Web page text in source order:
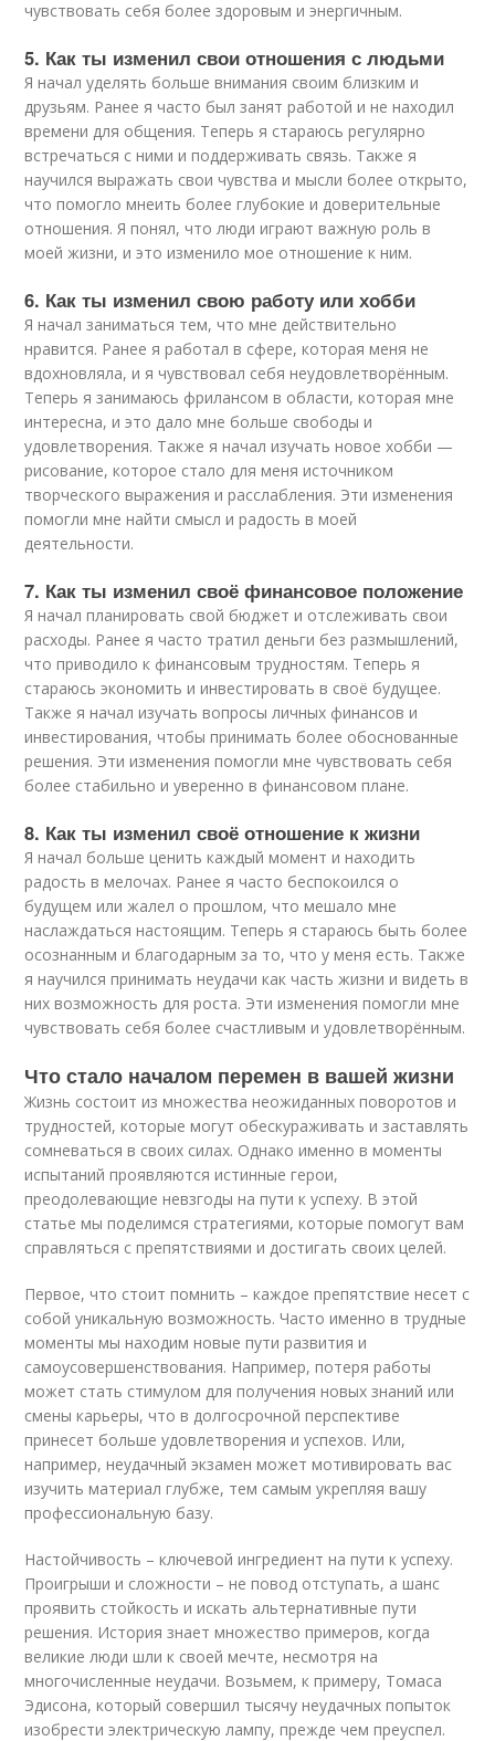
чувствовать себя более здоровым и энергичным.
5. Как ты изменил свои отношения с людьми
Я начал уделять больше внимания своим близким и
друзьям. Ранее я часто был занят работой и не находил
времени для общения. Теперь я стараюсь регулярно
встречаться с ними и поддерживать связь. Также я
научился выражать свои чувства и мысли более открыто,
что помогло мнеить более глубокие и доверительные
отношения. Я понял, что люди играют важную роль в
моей жизни, и это изменило мое отношение к ним.
6. Как ты изменил свою работу или хобби
Я начал заниматься тем, что мне действительно
нравится. Ранее я работал в сфере, которая меня не
вдохновляла, и я чувствовал себя неудовлетворённым.
Теперь я занимаюсь фрилансом в области, которая мне
интересна, и это дало мне больше свободы и
удовлетворения. Также я начал изучать новое хобби —
рисование, которое стало для меня источником
творческого выражения и расслабления. Эти изменения
помогли мне найти смысл и радость в моей
деятельности.
7. Как ты изменил своё финансовое положение
Я начал планировать свой бюджет и отслеживать свои
расходы. Ранее я часто тратил деньги без размышлений,
что приводило к финансовым трудностям. Теперь я
стараюсь экономить и инвестировать в своё будущее.
Также я начал изучать вопросы личных финансов и
инвестирования, чтобы принимать более обоснованные
решения. Эти изменения помогли мне чувствовать себя
более стабильно и уверенно в финансовом плане.
8. Как ты изменил своё отношение к жизни
Я начал больше ценить каждый момент и находить
радость в мелочах. Ранее я часто беспокоился о
будущем или жалел о прошлом, что мешало мне
наслаждаться настоящим. Теперь я стараюсь быть более
осознанным и благодарным за то, что у меня есть. Также
я научился принимать неудачи как часть жизни и видеть в
них возможность для роста. Эти изменения помогли мне
чувствовать себя более счастливым и удовлетворённым.
Что стало началом перемен в вашей жизни
Жизнь состоит из множества неожиданных поворотов и
трудностей, которые могут обескураживать и заставлять
сомневаться в своих силах. Однако именно в моменты
испытаний проявляются истинные герои,
преодолевающие невзгоды на пути к успеху. В этой
статье мы поделимся стратегиями, которые помогут вам
справляться с препятствиями и достигать своих целей.
Первое, что стоит помнить – каждое препятствие несет с
собой уникальную возможность. Часто именно в трудные
моменты мы находим новые пути развития и
самоусовершенствования. Например, потеря работы
может стать стимулом для получения новых знаний или
смены карьеры, что в долгосрочной перспективе
принесет больше удовлетворения и успехов. Или,
например, неудачный экзамен может мотивировать вас
изучить материал глубже, тем самым укрепляя вашу
профессиональную базу.
Настойчивость – ключевой ингредиент на пути к успеху.
Проигрыши и сложности – не повод отступать, а шанс
проявить стойкость и искать альтернативные пути
решения. История знает множество примеров, когда
великие люди шли к своей мечте, несмотря на
многочисленные неудачи. Возьмем, к примеру, Томаса
Эдисона, который совершил тысячу неудачных попыток
изобрести электрическую лампу, прежде чем преуспел.